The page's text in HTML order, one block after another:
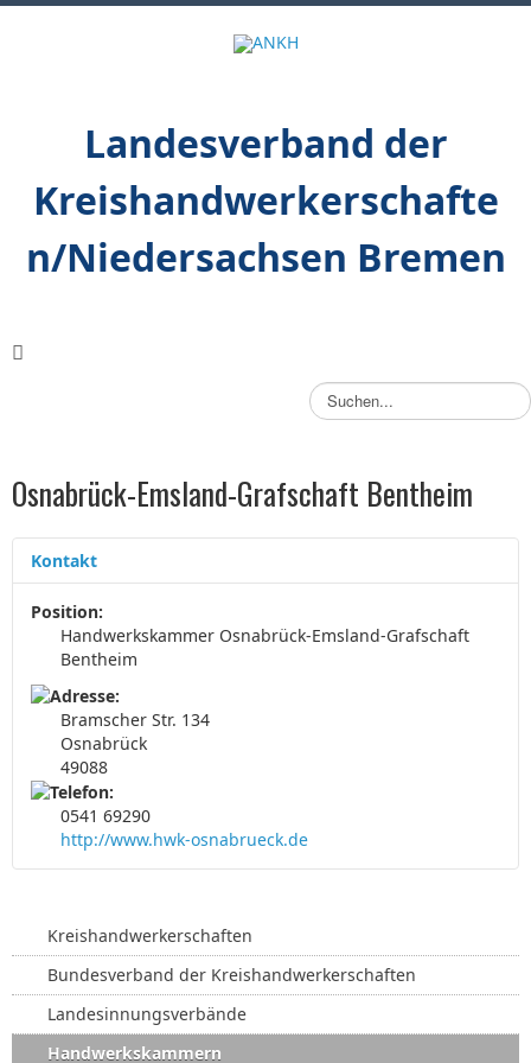
Landesverband der
Kreishandwerkerschafte
n/Niedersachsen Bremen
S
u
e
n
.
.
Osnabrück-Emsland-Grafschaft Bentheim
Kontakt
Position:
Handwerkskammer Osnabrück-Emsland-Grafschaft
Bentheim
Bramscher Str. 134
Osnabrück
49088
0541 69290
http://www.hwk-osnabrueck.de
Kreishandwerkerschaften
Bundesverband der Kreishandwerkerschaften
Landesinnungsverbände
Handwerkskammern